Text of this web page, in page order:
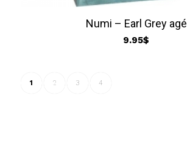
Numi – Earl Grey agé
9.95$
1 2 3 4